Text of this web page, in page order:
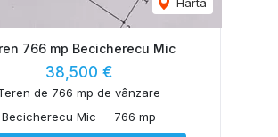
766 mp Becicherecu Mic
38,500 €
de 766 mp de vânzare
Becicherecu Mic
766 mp